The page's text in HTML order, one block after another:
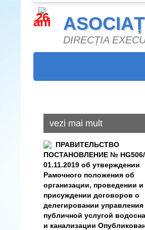
26
ani
DIRECȚIA
vezi mai mult
ПРАВИТЕЛЬСТВО
ПОСТАНОВЛЕНИЕ № HG506/
01.11.2019 об утверждении
Рамочного положения об
организации, проведении и
присуждении договоров о
делегировании управления
публичной услугой
и канализации